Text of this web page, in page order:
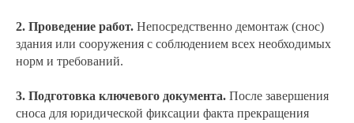
2. Проведение работ. Непосредственно демонтаж (снос)
здания или сооружения с соблюдением всех необходимых
норм и требований.
3. Подготовка ключевого документа. После завершения
сноса для юридической фиксации факта прекращения